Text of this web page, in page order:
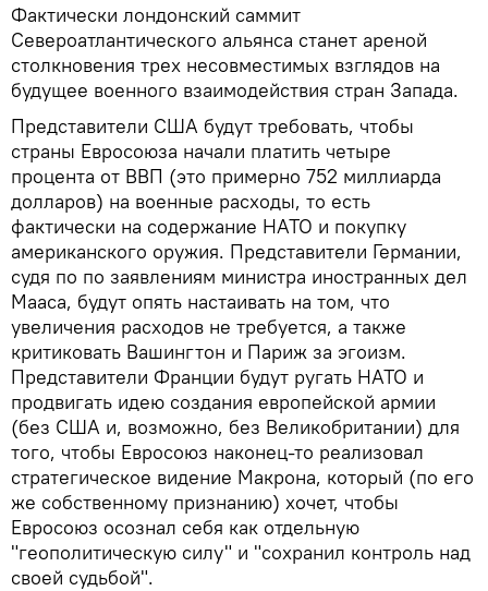
Фактически лондонский саммит
Североатлантического альянса станет ареной
столкновения трех несовместимых взглядов на
будущее военного взаимодействия стран Запада.
Представители США будут требовать, чтобы
страны Евросоюза начали платить четыре
процента от ВВП (это примерно 752 миллиарда
долларов) на военные расходы, то есть
фактически на содержание НАТО и покупку
американского оружия. Представители Германии,
судя по по заявлениям министра иностранных дел
Мааса, будут опять настаивать на том, что
увеличения расходов не требуется, а также
критиковать Вашингтон и Париж за эгоизм.
Представители Франции будут ругать НАТО и
продвигать идею создания европейской армии
(без США и, возможно, без Великобритании) для
того, чтобы Евросоюз наконец-то реализовал
стратегическое видение Макрона, который (по его
же собственному признанию) хочет, чтобы
Евросоюз осознал себя как отдельную
"геополитическую силу" и "сохранил контроль над
своей судьбой".